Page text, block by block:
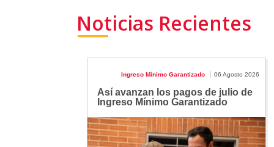
Noticias Recientes
Ingreso Mínimo Garantizado 06 Agosto 2026
Así avanzan los pagos de julio de
Ingreso Mínimo Garantizado